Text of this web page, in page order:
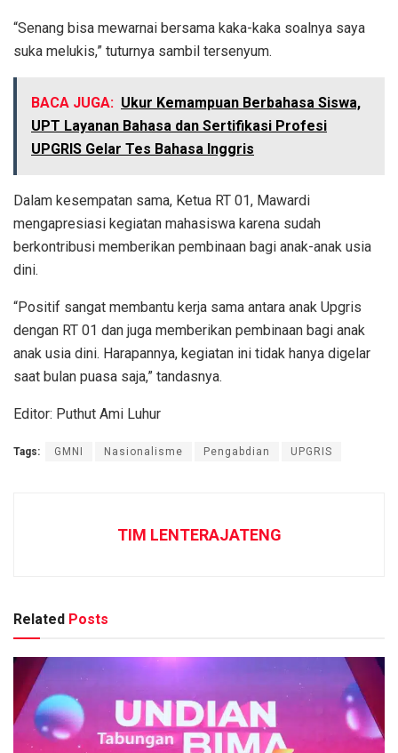
“Senang bisa mewarnai bersama kaka-kaka soalnya saya
suka melukis,” tuturnya sambil tersenyum.
BACA JUGA: Ukur Kemampuan Berbahasa Siswa,
UPT Layanan Bahasa dan Sertifikasi Profesi
UPGRIS Gelar Tes Bahasa Inggris
Dalam kesempatan sama, Ketua RT 01, Mawardi
mengapresiasi kegiatan mahasiswa karena sudah
berkontribusi memberikan pembinaan bagi anak-anak usia
dini.
“Positif sangat membantu kerja sama antara anak Upgris
dengan RT 01 dan juga memberikan pembinaan bagi anak
anak usia dini. Harapannya, kegiatan ini tidak hanya digelar
saat bulan puasa saja,” tandasnya.
Editor: Puthut Ami Luhur
Tags: GMNI Nasionalisme Pengabdian UPGRIS
TIM LENTERAJATENG
Related Posts